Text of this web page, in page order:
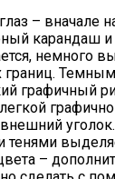
– вначале
карандаш
немного
границ.
графичный
легкой
тенями
–